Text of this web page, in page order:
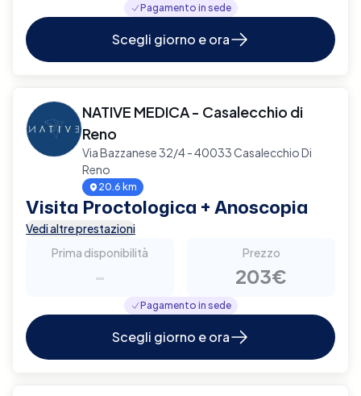
Pagamento in sede
Scegli giorno e ora
NATIVE MEDICA - Casalecchio di
Reno
Via Bazzanese 32/4 - 40033 Casalecchio Di
Reno
20.6 km
Visita Proctologica + Anoscopia
Vedi altre prestazioni
Prima disponibilità
-
Prezzo
203€
Pagamento in sede
Scegli giorno e ora